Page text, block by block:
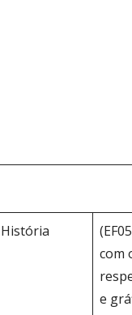
História
com
e